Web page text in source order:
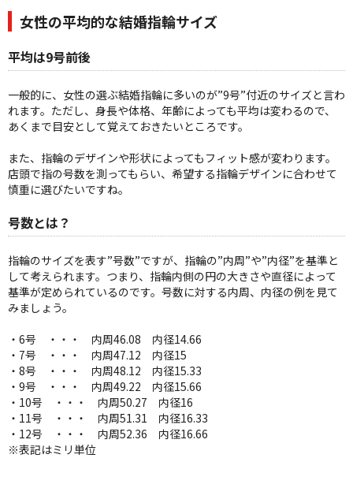
女性の平均的な結婚指輪サイズ
平均は9号前後
一般的に、女性の選ぶ結婚指輪に多いのが”9号”付近のサイズと言わ
れます。ただし、身長や体格、年齢によっても平均は変わるので、
あくまで目安として覚えておきたいところです。
また、指輪のデザインや形状によってもフィット感が変わります。
店頭で指の号数を測ってもらい、希望する指輪デザインに合わせて
慎重に選びたいですね。
号数とは？
指輪のサイズを表す”号数”ですが、指輪の”内周”や”内径”を基準と
して考えられます。つまり、指輪内側の円の大きさや直径によって
基準が定められているのです。号数に対する内周、内径の例を見て
みましょう。
・6号 ・・・ 内周46.08 内径14.66
・7号 ・・・ 内周47.12 内径15
・8号 ・・・ 内周48.12 内径15.33
・9号 ・・・ 内周49.22 内径15.66
・10号 ・・・ 内周50.27 内径16
・11号 ・・・ 内周51.31 内径16.33
・12号 ・・・ 内周52.36 内径16.66
※表記はミリ単位